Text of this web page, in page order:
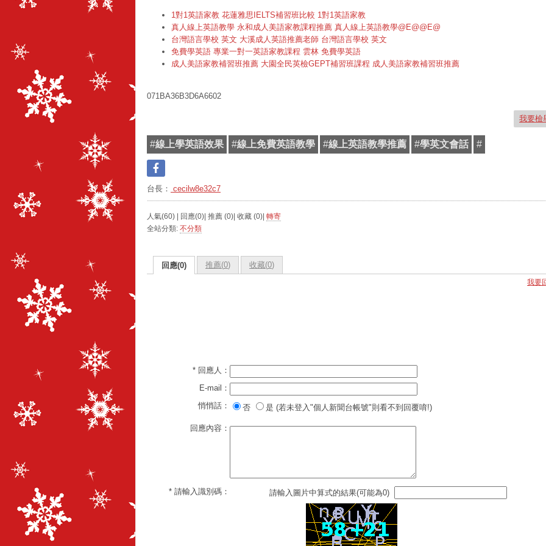
1對1英語家教 花蓮雅思IELTS補習班比較 1對1英語家教
真人線上英語教學 永和成人美語家教課程推薦 真人線上英語教學@E@@E@
台灣語言學校 英文 大溪成人英語推薦老師 台灣語言學校 英文
免費學英語 專業一對一英語家教課程 雲林 免費學英語
成人美語家教補習班推薦 大園全民英檢GEPT補習班課程 成人美語家教補習班推薦
071BA36B3D6A6602
我要檢
#線上學英語效果 #線上免費英語教學 #線上英語教學推薦 #學英文會話 #
台長： cecilw8e32c7
人氣(60) | 回應(0)| 推薦 (0)| 收藏 (0)| 轉寄
全站分類: 不分類
回應(0) 推薦(0) 收藏(0)
我要
* 回應人：
E-mail：
悄悄話：
否 是 (若未登入"個人新聞台帳號"則看不到回覆唷!)
回應內容：
* 請輸入識別碼： 請輸入圖片中算式的結果(可能為0)